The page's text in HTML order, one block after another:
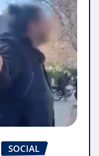
SOCIAL